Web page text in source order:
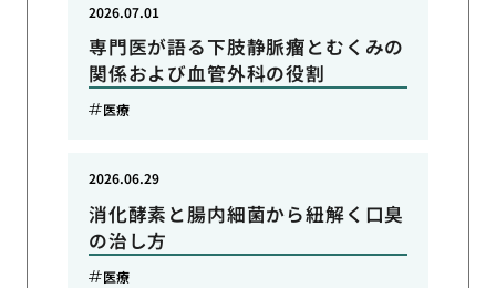
専門医が語る下肢静脈瘤とむくみの
関係および血管外科の役割
2026.07.01
医療
消化酵素と腸内細菌から紐解く口臭
の治し方
2026.06.29
医療